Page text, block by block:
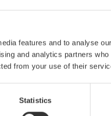
features and to analyse
and analytics partners
from your use of their
Statistics